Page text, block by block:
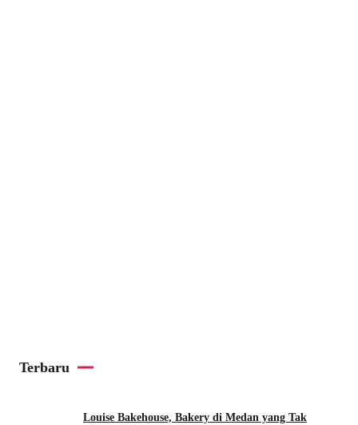
Terbaru
Louise Bakehouse, Bakery di Medan yang Tak